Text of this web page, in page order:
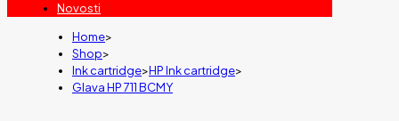
Novosti
Home>
Shop>
Ink cartridge>HP Ink cartridge>
Glava HP 711 BCMY